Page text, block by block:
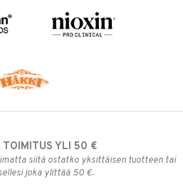
TOIMITUS YLI 50 €
siitä ostatko yksittäisen tuotteen tai
joka ylittää 50 €.